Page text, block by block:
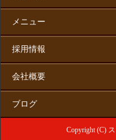
メニュー
採用情報
会社概要
ブログ
Copyright (C)